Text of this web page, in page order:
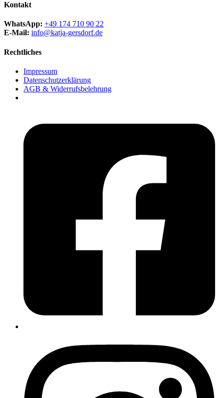
Kontakt
WhatsApp: +49 174 710 90 22
E-Mail: info@katja-gersdorf.de
Rechtliches
Impressum
Datenschutzerklärung
AGB & Widerrufsbelehrung